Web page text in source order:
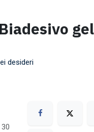
desideri